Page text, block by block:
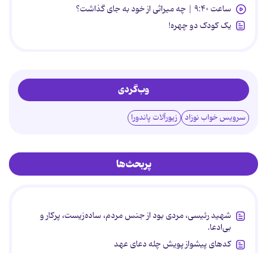
ساعت ۹:۴۰ | چه میراثی از خود به جای گذاشت؟
یک کودک دو چهره!
وب‌گردی
سرویس خواب نوزاد زیورآلات پاندورا
پربحث‌ها
شهید رئیسی، مردی بود از جنس مردم، ساده‌زیست، پرکار و
بی‌ادعا.
کدهای پیشواز پویش چله دعای عهد